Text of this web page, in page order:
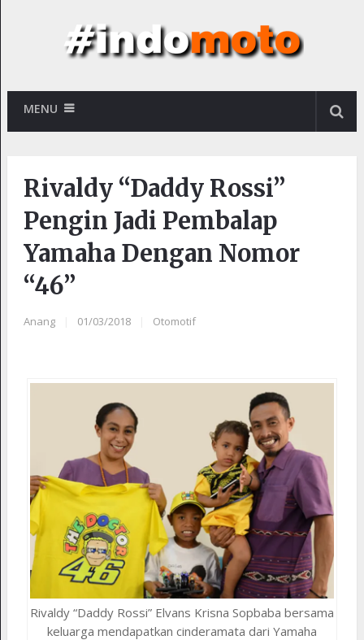
MENU
Rivaldy “Daddy Rossi”
Pengin Jadi Pembalap
Yamaha Dengan Nomor
“46”
Anang 01/03/2018 Otomotif
Rivaldy “Daddy Rossi” Elvans Krisna Sopbaba bersama
keluarga mendapatkan cinderamata dari Yamaha